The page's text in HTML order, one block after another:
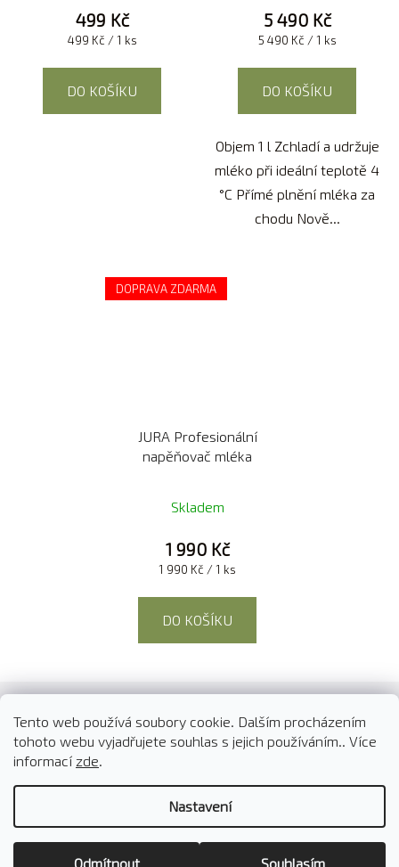
Tento web používá soubory cookie. Dalším procházením
tohoto webu vyjadřujete souhlas s jejich používáním.. Více
informací zde.
Nastavení
Odmítnout Souhlasím
499 Kč
Měrná
499 Kč / 1 ks
DO KOŠÍKU
5 490 Kč
Měrná
5 490 Kč / 1 ks
DO KOŠÍKU
Objem 1 l Zchladí a udržuje
mléko při ideální teplotě 4
°C Přímé plnění mléka za
chodu Nově...
DOPRAVA ZDARMA
JURA Profesionální
napěňovač mléka
Skladem
1 990 Kč
Měrná
1 990 Kč / 1 ks
DO KOŠÍKU
Z
O nás Kontakty
Doprava a platba
Reklamace a vrácení zboží
Podmínky ochrany osobních údajů
B2B spolupráce
Vytvořil Shoptet